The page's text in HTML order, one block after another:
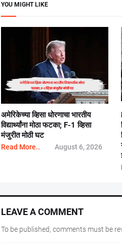
YOU MIGHT LIKE
अमेरिकेच्या व्हिसा धोरणाचा भारतीय
विद्यार्थ्यांना मोठा फटका; F-1 व्हिसा
मंजुरीत मोठी घट
Read More.. August 6, 2026
LEAVE A COMMENT
To be published, comments must be